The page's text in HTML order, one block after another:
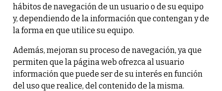
hábitos de navegación de un usuario o de su equipo
y, dependiendo de la información que contengan y de
la forma en que utilice su equipo.
Además, mejoran su proceso de navegación, ya que
permiten que la página web ofrezca al usuario
información que puede ser de su interés en función
del uso que realice, del contenido de la misma.